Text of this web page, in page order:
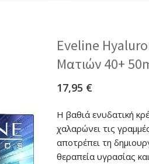
Eveline
Ματιών 40+
17,95 €
Η βαθιά ενυδατική
χαλαρώνει τις
αποτρέπει τη
θεραπεία υγρασίας